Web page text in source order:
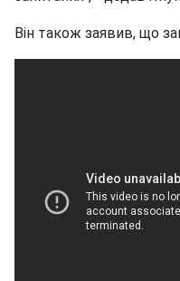
Він також заявив, що